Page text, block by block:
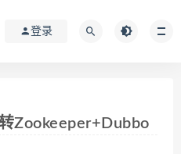
登录
Zookeeper+Dubbo